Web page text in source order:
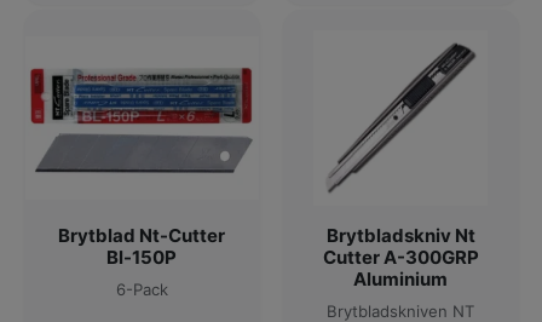
Brytblad Nt-Cutter
Bl-150P
6-Pack
Brytbladskniv Nt
Cutter A-300GRP
Aluminium
Brytbladskniven NT